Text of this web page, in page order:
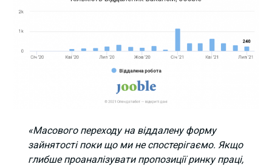
«Масового переходу на віддалену форму
зайнятості поки що ми не спостерігаємо. Якщо
глибше проаналізувати пропозиції ринку праці,